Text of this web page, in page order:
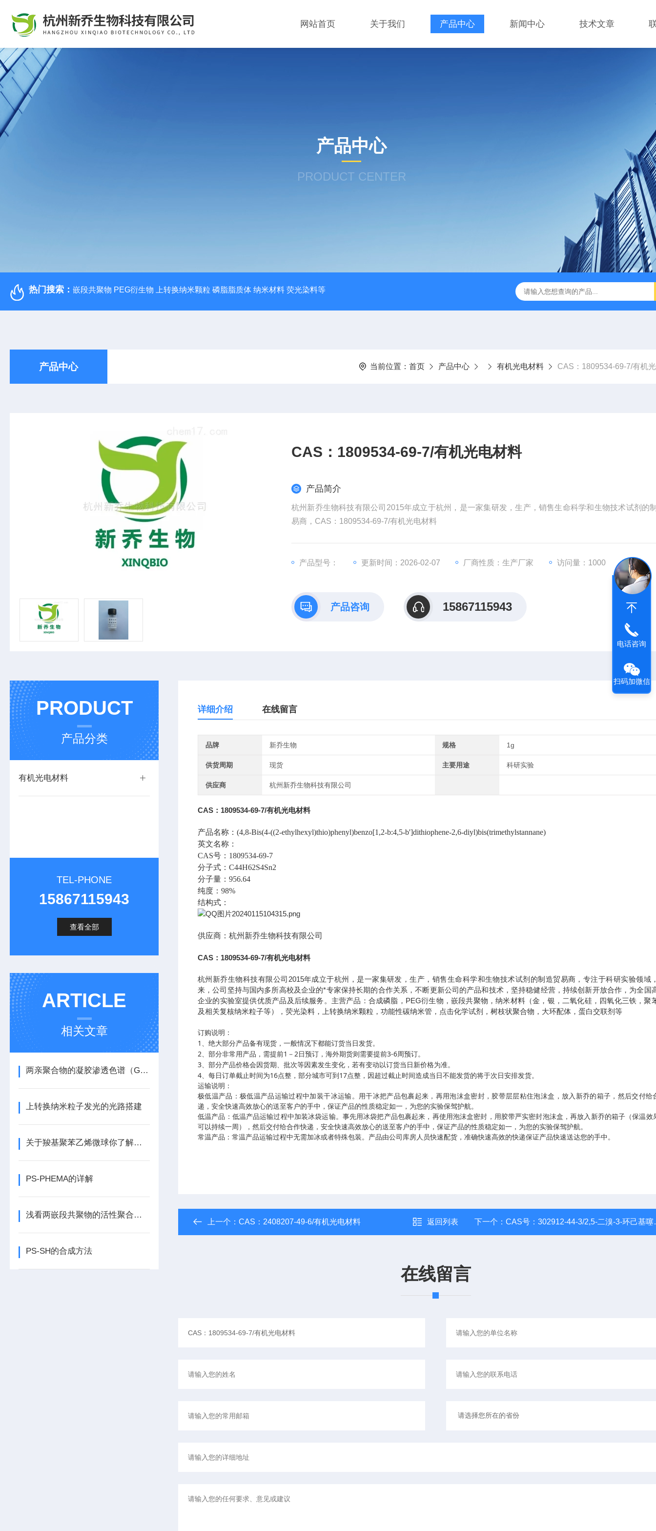
网站首页 关于我们 产品中心 新闻中心 技术文章
产品中心
PRODUCT CENTER
热门搜索： 嵌段共聚物 PEG衍生物 上转换纳米颗粒 磷脂脂质体 纳米材料 荧光染料等
产品中心 当前位置： 首页 产品中心 有机光电材料 CAS：1809534-69-7/有机
CAS：1809534-69-7/有机光电材料
产品简介
杭州新乔生物科技有限公司2015年成立于杭州，是一家集研发，生产，销售生命科学和生物技术试剂的
易商，CAS：1809534-69-7/有机光电材料
产品型号： 更新时间：2026-02-07 厂商性质：生产厂家 访问量：1000
产品咨询 15867115943
PRODUCT
产品分类
有机光电材料
TEL-PHONE
15867115943
查看全部
ARTICLE
相关文章
两亲聚合物的凝胶渗透色谱（GPC）方法
上转换纳米粒子发光的光路搭建
关于羧基聚苯乙烯微球你了解多少？
PS-PHEMA的详解
浅看两嵌段共聚物的活性聚合方法
PS-SH的合成方法
详细介绍 在线留言
品牌 新乔生物 规格 1g
供货周期 现货 主要用途 科研实验
供应商 杭州新乔生物科技有限公司
CAS：1809534-69-7/有机光电材料
产品名称： (4,8-Bis(4-((2-ethylhexyl)thio)phenyl)benzo[1,2-b:4,5-b']dithiophene-2,6-diyl)bis(trimethylstannane)
英文名称：
CAS号： 1809534-69-7
分子式： C44H62S4Sn2
分子量： 956.64
纯度： 98%
结构式：
供应商：杭州新乔生物科技有限公司
CAS：1809534-69-7/有机光电材料
杭州新乔生物科技有限公司 2015年成立于杭州，是一家集研发，生产，销售生命科学和生物技术试剂的制造贸易商，专注于科研实验领域
来，公司坚持与国内多所高校及企业的*专家保持长期的合作关系，不断更新公司的产品和技术，坚持稳健经营，持续创新开放合作，为全国
企业的实验室提供优质产品及后续服务。主营产品：合成磷脂， PEG衍生物，嵌段共聚物，纳米材料（金，银，二氧化硅，四氧化三铁，聚
及相关复核纳米粒子等），荧光染料，上转换纳米颗粒，功能性碳纳米管，点击化学试剂，树枝状聚合物，大环配体，蛋白交联剂等
订购说明：
1 、绝大部分产品备有现货，一般情况下都能订货当日发货。
2 、部分非常用产品，需提前1 － 2日预订，海外期货则需要提前3-6周预订。
3 、部分产品价格会因货期、批次等因素发生变化，若有变动以订货当日新价格为准。
4 、每日订单截止时间为16点整，部分城市可到 17点整，因超过截止时间造成当日不能发货的将于次日安排发货。
运输说明：
极低温产品：极低温产品运输过程中加装干冰运输。用干冰把产品包裹起来，再用泡沫盒密封，胶带层层粘住泡沫盒，放入新乔的箱子，然后交付给
递，安全快速高效放心的送至客户的手中，保证产品的性质稳定如一，为您的实验保驾护航。
低温产品：低温产品运输过程中加装冰袋运输。事先用冰袋把产品包裹起来，再使用泡沫盒密封，用胶带严实密封泡沫盒，再放入新乔的箱子（保温效
可以持续一周），然后交付给合作快递，安全快速高效放心的送至客户的手中，保证产品的性质稳定如一，为您的实验保驾护航。
常温产品：常温产品运输过程中无需加冰或者特殊包装。产品由公司库房人员快速配货，准确快速高效的快递保证产品快速送达您的手中。
上一个： CAS：2408207-49-6/有机光电材料 返回列表 下一个：CAS号：302912-44-3/2,5-二溴-3-环己基噻吩/有机光电材料
在线留言
电话咨询
扫码加微信